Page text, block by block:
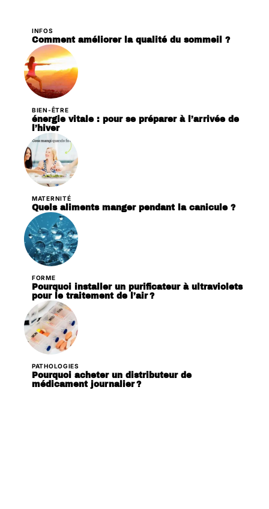
INFOS
Comment améliorer la qualité du sommeil ?
BIEN-ÊTRE
énergie vitale : pour se préparer à l’arrivée de
l’hiver
MATERNITÉ
Quels aliments manger pendant la canicule ?
FORME
Pourquoi installer un purificateur à ultraviolets
pour le traitement de l’air ?
PATHOLOGIES
Pourquoi acheter un distributeur de
médicament journalier ?